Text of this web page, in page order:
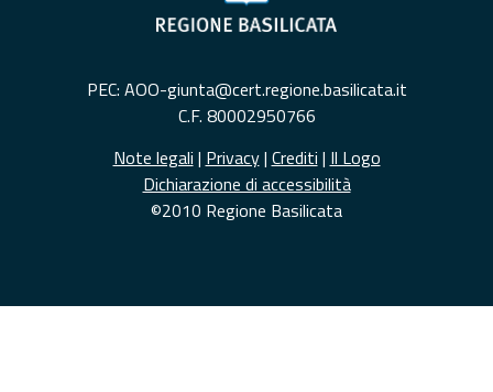
PEC: AOO-giunta@cert.regione.basilicata.it
C.F. 80002950766
Note legali | Privacy| Crediti | Il Logo
Dichiarazione di accessibilità
©2010 Regione Basilicata